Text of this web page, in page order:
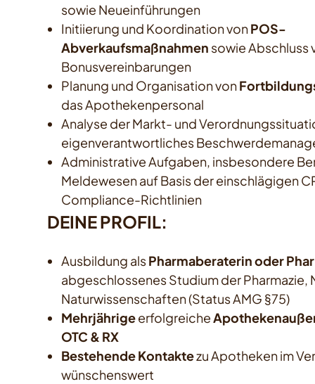
sowie Neueinführungen
Initiierung und Koordination vonPOS-
Abverkaufsmaßnahmen sowie Abschluss
Bonusvereinbarungen
Planung und Organisation von
das Apothekenpersonal
Analyse der Markt- und
eigenverantwortliches
Administrative Aufgaben, insbesondere
Meldewesen auf Basis der einschlägigen
Compliance-Richtlinien
DEINE PROFIL:
Ausbildung alsPharmaberaterin oder
abgeschlossenes Studium der Pharmazie,
Naturwissenschaften (Status AMG §75)
Mehrjährigeerfolgreiche
OTC & RX
Bestehende Kontaktezu Apotheken im
wünschenswert